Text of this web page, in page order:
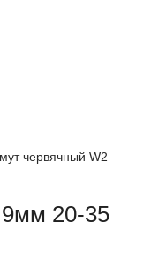
червячный W2
20-35